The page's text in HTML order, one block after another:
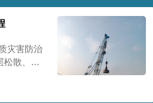
灾害防治
松散、裂
矿区地质